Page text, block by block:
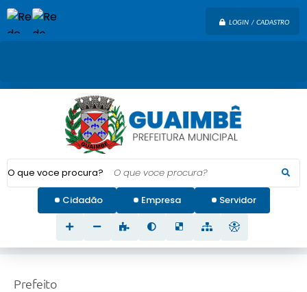
LOGIN / CADASTRO
O que voce procura?
Cidadão Empresa Servidor
Prefeito